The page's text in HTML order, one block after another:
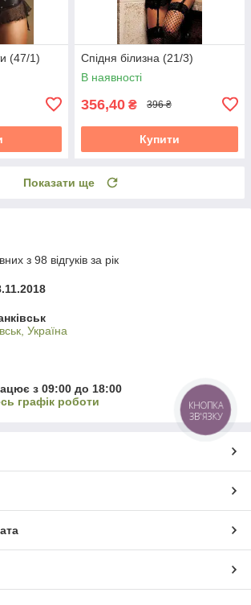
(47/1)
Спідня білизна (21/3)
В наявності
356,40 ₴ 396 ₴
Купити
Показати ще
з 98 відгуків за рік
Україна
з 09:00 до 18:00
графік роботи
КНОПКА
ЗВ'ЯЗКУ